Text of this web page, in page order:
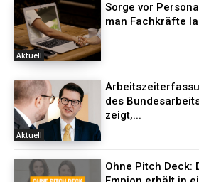
Aktuell
Sorge vor
man Fachkräfte
Aktuell
des
zeigt,...
Ohne Pitch Deck: